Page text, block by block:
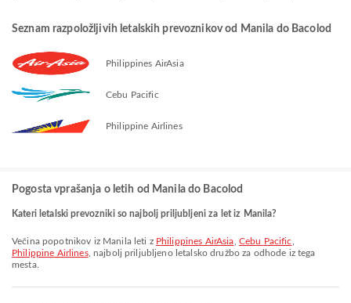
Seznam razpoložljivih letalskih prevoznikov od Manila do Bacolod
Philippines AirAsia
Cebu Pacific
Philippine Airlines
Pogosta vprašanja o letih od Manila do Bacolod
Kateri letalski prevozniki so najbolj priljubljeni za let iz Manila?
Večina popotnikov iz Manila leti z Philippines AirAsia Cebu Pacific
Philippine Airlines, najbolj priljubljeno letalsko družbo za odhode iz tega
mesta.